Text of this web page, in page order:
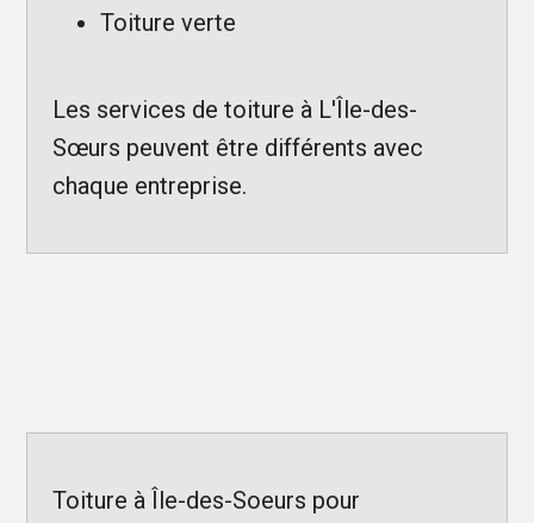
Toiture verte
Les services de toiture à L'Île-des-
Sœurs peuvent être différents avec
chaque entreprise.
Toiture à Île-des-Soeurs pour